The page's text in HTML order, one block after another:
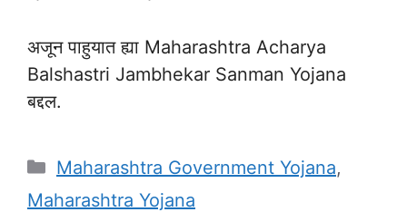
अजून पाहुयात ह्या Maharashtra Acharya
Balshastri Jambhekar Sanman Yojana
बद्दल.
Categories
Maharashtra Government Yojana,
Maharashtra Yojana